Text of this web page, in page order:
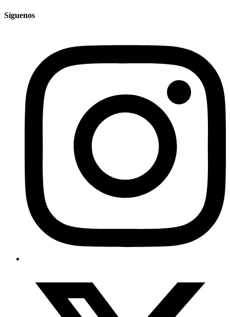
Síguenos